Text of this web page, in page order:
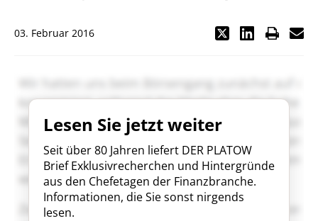
03. Februar 2016
Lesen Sie jetzt weiter
Seit über 80 Jahren liefert DER PLATOW
Brief Exklusivrecherchen und Hintergründe
aus den Chefetagen der Finanzbranche.
Informationen, die Sie sonst nirgends
lesen.